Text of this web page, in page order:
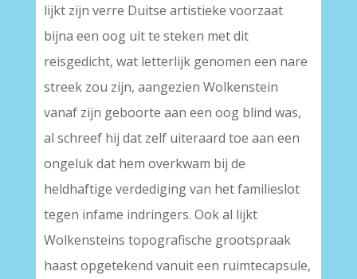
lijkt zijn verre Duitse artistieke voorzaat
bijna een oog uit te steken met dit
reisgedicht, wat letterlijk genomen een nare
streek zou zijn, aangezien Wolkenstein
vanaf zijn geboorte aan een oog blind was,
al schreef hij dat zelf uiteraard toe aan een
ongeluk dat hem overkwam bij de
heldhaftige verdediging van het familieslot
tegen infame indringers. Ook al lijkt
Wolkensteins topografische grootspraak
haast opgetekend vanuit een ruimtecapsule,